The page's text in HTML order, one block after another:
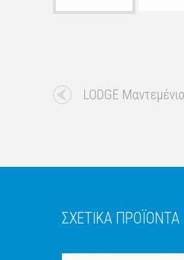
LODGE
ΣΧΕΤΙΚΑ ΠΡΟΪΟΝΤΑ